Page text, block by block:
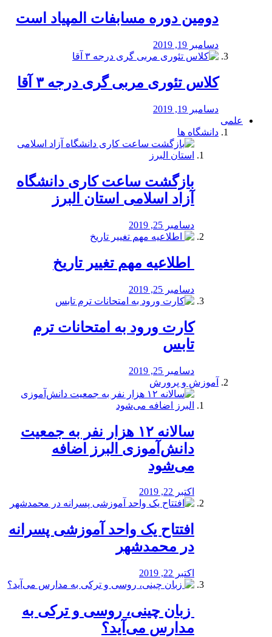
دومین دوره مسابفات المپیاد است
دسامبر 19, 2019
کلاس تئوری مربی گری درجه ۳ آقا
دسامبر 19, 2019
علمی
دانشگاه ها
بازگشت ساعت کاری دانشگاه
آزاد اسلامی استان البرز
دسامبر 25, 2019
️ اطلاعیه مهم تغییر تاریخ
دسامبر 25, 2019
کارت ورود به امتحانات ترم
تابس
دسامبر 25, 2019
آموزش و پرورش
️سالانه ۱۲ هزار نفر به جمعیت
دانش‌آموزی البرز اضافه
می‌شود
اکتبر 22, 2019
افتتاح یک واحد آموزشی پسرانه
در محمدشهر
اکتبر 22, 2019
️ زبان چینی، روسی و ترکی به
مدارس می‌آید؟